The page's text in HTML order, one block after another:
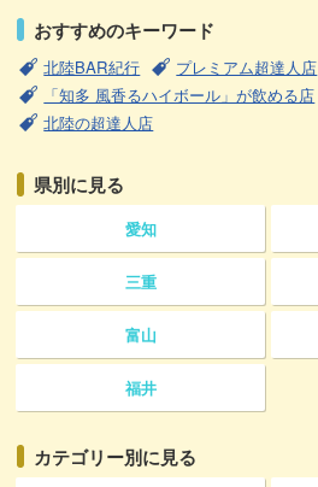
おすすめのキーワード
北陸BAR紀行
プレミアム超達人店
「知多 風香るハイボール」が飲める店
北陸の超達人店
県別に見る
愛知
三重
富山
福井
カテゴリー別に見る